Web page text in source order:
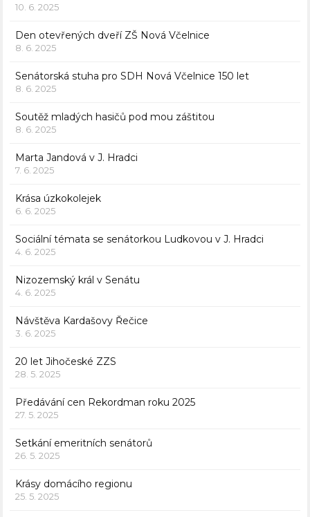
10. 6. 2025
Den otevřených dveří ZŠ Nová Včelnice
8. 6. 2025
Senátorská stuha pro SDH Nová Včelnice 150 let
8. 6. 2025
Soutěž mladých hasičů pod mou záštitou
8. 6. 2025
Marta Jandová v J. Hradci
7. 6. 2025
Krása úzkokolejek
6. 6. 2025
Sociální témata se senátorkou Ludkovou v J. Hradci
4. 6. 2025
Nizozemský král v Senátu
4. 6. 2025
Návštěva Kardašovy Řečice
3. 6. 2025
20 let Jihočeské ZZS
28. 5. 2025
Předávání cen Rekordman roku 2025
27. 5. 2025
Setkání emeritních senátorů
26. 5. 2025
Krásy domácího regionu
25. 5. 2025